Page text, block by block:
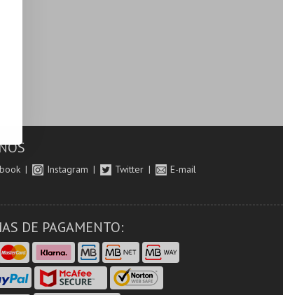
Instagram Twitter E-mail
DE PAGAMENTO: